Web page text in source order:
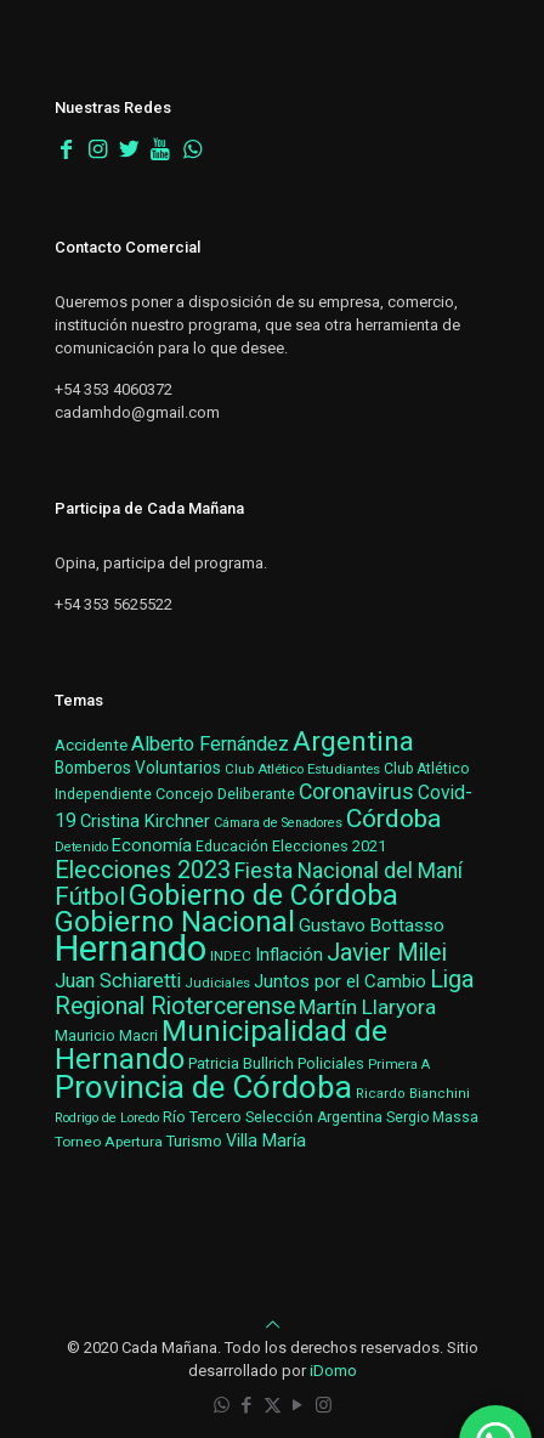
Nuestras Redes
Contacto Comercial
Queremos poner a disposición de su empresa, comercio,
institución nuestro programa, que sea otra herramienta de
comunicación para lo que desee.
+54 353 4060372
cadamhdo@gmail.com
Participa de Cada Mañana
Opina, participa del programa.
+54 353 5625522
Temas
AccidenteAlberto Fernández Argentina
Bomberos Voluntarios Club Atlético Estudiantes Club Atlético
Independiente Concejo Deliberante Coronavirus Covid-
19 Cristina Kirchner Cámara de Senadores Córdoba
Detenido Economía Educación Elecciones 2021
Elecciones 2023 Fiesta Nacional del Maní
Fútbol Gobierno de Córdoba
Gobierno Nacional Gustavo Bottasso
Hernando INDEC Inflación Javier Milei
Juan Schiaretti Judiciales Juntos por el Cambio Liga
Regional Riotercerense Martín Llaryora
Mauricio Macri Municipalidad de
Hernando Patricia Bullrich Policiales Primera A
Provincia de Córdoba Ricardo Bianchini
Rodrigo de Loredo Río Tercero Selección Argentina Sergio Massa
Torneo Apertura Turismo Villa María
© 2020 Cada Mañana. Todo los derechos reservados. Sitio
desarrollado poriDomo